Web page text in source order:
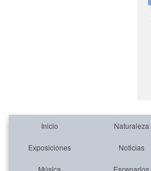
Inicio Naturaleza
Exposiciones Noticias
Música Escenarios